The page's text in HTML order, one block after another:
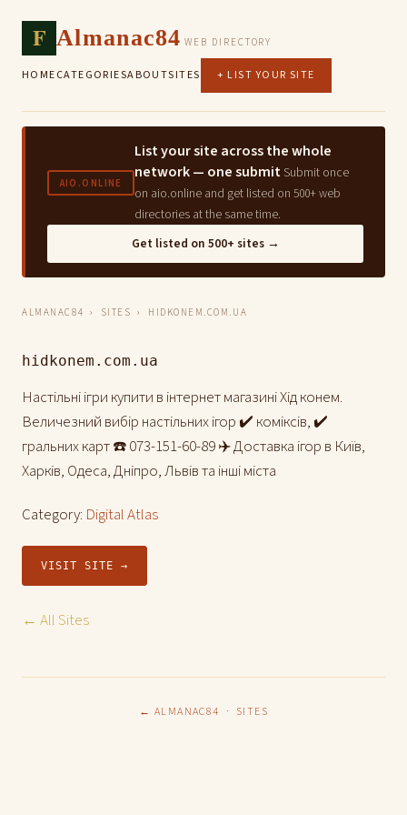
F Almanac84 WEB DIRECTORY
HOMECATEGORIESABOUTSITES + LIST YOUR SITE
AIO.ONLINE
List your site across the whole
network — one submit Submit once
on aio.online and get listed on 500+ web
directories at the same time.
Get listed on 500+ sites →
ALMANAC84 › SITES › HIDKONEM.COM.UA
hidkonem.com.ua
Настільні ігри купити в інтернет магазині Хід конем.
Величезний вибір настільних ігор ✔️ коміксів, ✔️
гральних карт ☎️ 073-151-60-89 ✈️ Доставка ігор в Київ,
Харків, Одеса, Дніпро, Львів та інші міста
Category: Digital Atlas
VISIT SITE →
← All Sites
← ALMANAC84 · SITES